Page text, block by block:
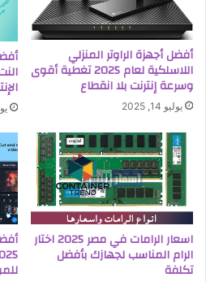
أفضل أجهزة الراوتر المنزلي
اللاسلكية لعام 2025 تغطية أقوى
وسرعة إنترنت بلا انقطاع
يوليو 14, 2025
اسعار الرامات في مصر 2025 اختار
الرام المناسب لجهازك بأفضل
تكلفة